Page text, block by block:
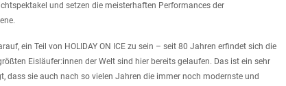
und setzen die meisterhaften Performances der
ein Teil von HOLIDAY ON ICE zu sein – seit 80 Jahren erfindet sich die
Eisläufer:innen der Welt sind hier bereits gelaufen. Das ist ein sehr
dass sie auch nach so vielen Jahren die immer noch modernste und